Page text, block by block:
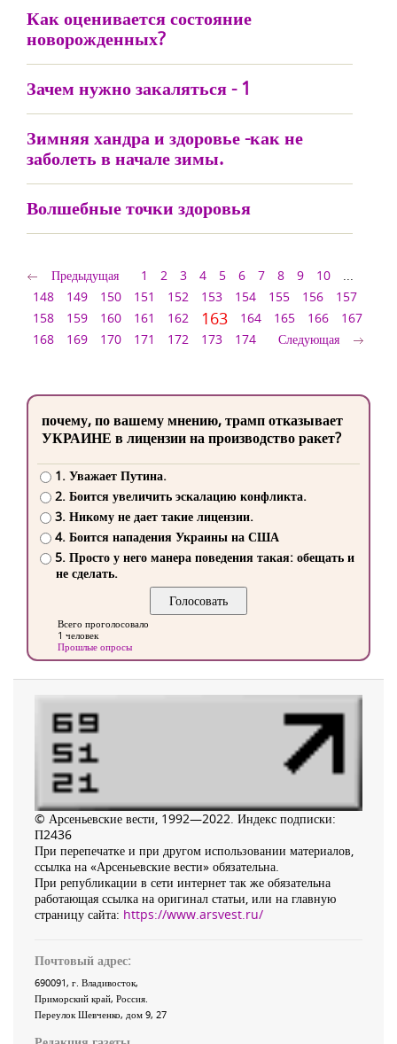
Как оценивается состояние
новорожденных?
Зачем нужно закаляться - 1
Зимняя хандра и здоровье -как не
заболеть в начале зимы.
Волшебные точки здоровья
Предыдущая 1 2 3 4 5 6 7 8 9 10
...
148
149 150 151 152 153 154 155 156
157
158
159 160 161 162 163 164 165 166
167
168
169 170 171 172 173 174 Следующая
почему, по вашему мнению, трамп отказывает
УКРАИНЕ в лицензии на производство ракет?
1. Уважает Путина.
2. Боится увеличить эскалацию конфликта.
3. Никому не дает такие лицензии.
4. Боится нападения Украины на США
5. Просто у него манера поведения такая: обещать и
не сделать.
Всего проголосовало
1 человек
Прошлые опросы
© Арсеньевские вести, 1992—2022. Индекс подписки:
П2436
При перепечатке и при другом использовании материалов,
ссылка на «Арсеньевские вести» обязательна.
При републикации в сети интернет так же обязательна
работающая ссылка на оригинал статьи, или на главную
страницу сайта: https://www.arsvest.ru/
Почтовый адрес:
690091, г. Владивосток,
Приморский край, Россия
Переулок Шевченко, дом 9, 27